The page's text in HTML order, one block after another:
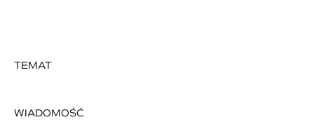
TEMAT
WIADOMOŚĆ